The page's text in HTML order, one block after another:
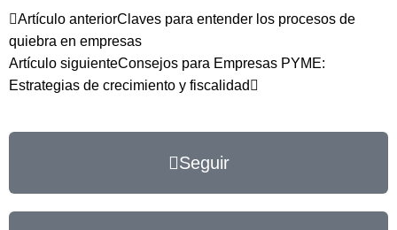
Artículo anteriorClaves para entender los procesos de
quiebra en empresas
Artículo siguienteConsejos para Empresas PYME:
Estrategias de crecimiento y fiscalidad
Seguir